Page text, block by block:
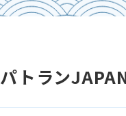
パトラン